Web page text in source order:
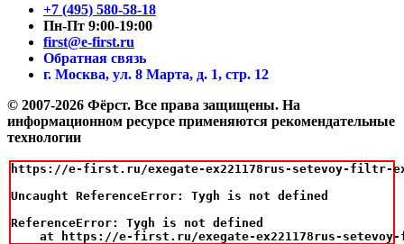
+7 (495) 580-58-18
Пн-Пт 9:00-19:00
first@e-first.ru
Обратная связь
г. Москва, ул. 8 Марта, д. 1, стр. 12
© 2007-2026 Фёрст. Все права защищены. На
информационном ресурсе применяются рекомендательные
технологии
https://e-first.ru/exegate-ex221178rus-setevoy-filtr-
Uncaught ReferenceError: Tygh is not defined
ReferenceError: Tygh is not defined
at https://e-first.ru/exegate-ex221178rus-